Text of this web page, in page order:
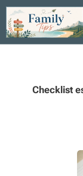
Checklist